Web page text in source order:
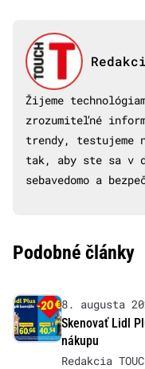
Žijeme
zrozumiteľné
trendy, testujeme
tak, aby ste sa v
sebavedomo a
Podobné články
8. augusta
Skenovať Lidl
nákupu
Redakcia